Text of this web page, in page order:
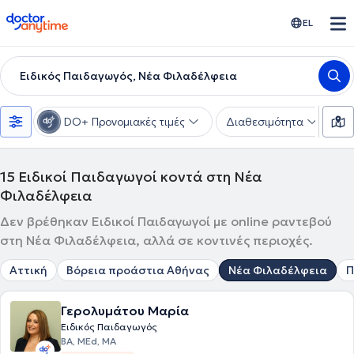
doctoranytime EL
Ειδικός Παιδαγωγός, Νέα Φιλαδέλφεια
DO+ Προνομιακές τιμές Διαθεσιμότητα
15 Ειδικοί Παιδαγωγοί κοντά στη Νέα
Φιλαδέλφεια
Δεν βρέθηκαν Ειδικοί Παιδαγωγοί με online ραντεβού
στη Νέα Φιλαδέλφεια, αλλά σε κοντινές περιοχές.
Αττική Βόρεια προάστια Αθήνας Νέα Φιλαδέλφεια
Γερολυμάτου Μαρία
Ειδικός Παιδαγωγός
BA, MEd, ΜΑ